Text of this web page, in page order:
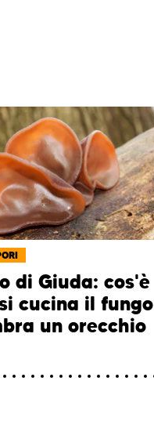
di Giuda: cos'è
cucina il fungo
un orecchio